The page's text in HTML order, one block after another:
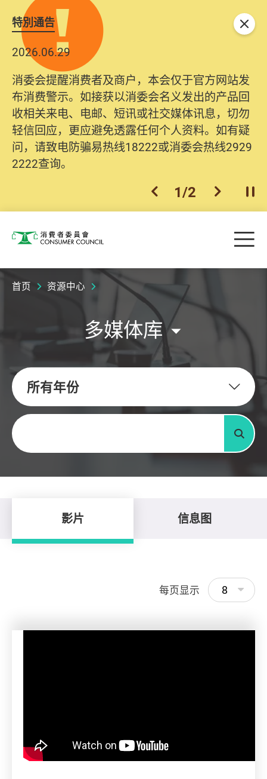
特別通告
2026.06.29
消委会提醒消费者及商户，本会仅于官方网站发
布消费警示。如接获以消委会名义发出的产品回
收相关来电、电邮、短讯或社交媒体讯息，切勿
轻信回应，更应避免透露任何个人资料。如有疑
问，请致电防骗易热线18222或消委会热线2929
2222查询。
2025.10.31
为提升使用者体验及网络安全，本会的投诉处理
系统已经进行升级及推出新功能。由2025年11月
10日起，消费者需要提供基本联络资料（包括姓
名、电邮及电话）注册帐户，才可提交投诉、查
询及建议。所有提交纪录将清晰整合于帐户中，
方便日后作出跟进。
上一个
2/2 下一个开
关闭
消费者委员会 目
首页 资源中心
多媒体库
所有年份
关键字
搜寻
影片 信息图
每页显示 8